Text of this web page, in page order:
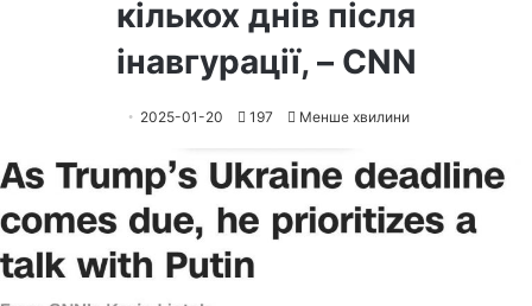
кількох днів після
інавгурації, – CNN
2025-01-20 197 Менше хвилини